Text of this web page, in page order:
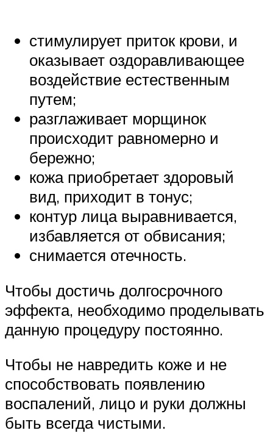
стимулирует приток крови, и
оказывает оздоравливающее
воздействие естественным
путем;
разглаживает морщинок
происходит равномерно и
бережно;
кожа приобретает здоровый
вид, приходит в тонус;
контур лица выравнивается,
избавляется от обвисания;
снимается отечность.
Чтобы достичь долгосрочного
эффекта, необходимо проделывать
данную процедуру постоянно.
Чтобы не навредить коже и не
способствовать появлению
воспалений, лицо и руки должны
быть всегда чистыми.